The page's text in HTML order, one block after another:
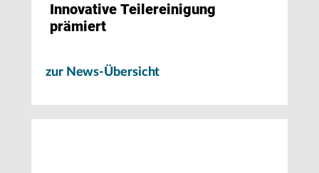
Innovative Teilereinigung
prämiert
zur News-Übersicht